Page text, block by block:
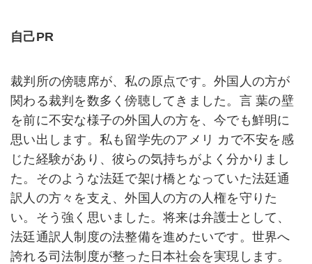
自己PR
裁判所の傍聴席が、私の原点です。外国人の方が
関わる裁判を数多く傍聴してきました。言 葉の壁
を前に不安な様子の外国人の方を、今でも鮮明に
思い出します。私も留学先のアメリ カで不安を感
じた経験があり、彼らの気持ちがよく分かりまし
た。そのような法廷で架け橋となっていた法廷通
訳人の方々を支え、外国人の方の人権を守りた
い。そう強く思いました。将来は弁護士として、
法廷通訳人制度の法整備を進めたいです。世界へ
誇れる司法制度が整った日本社会を実現します。